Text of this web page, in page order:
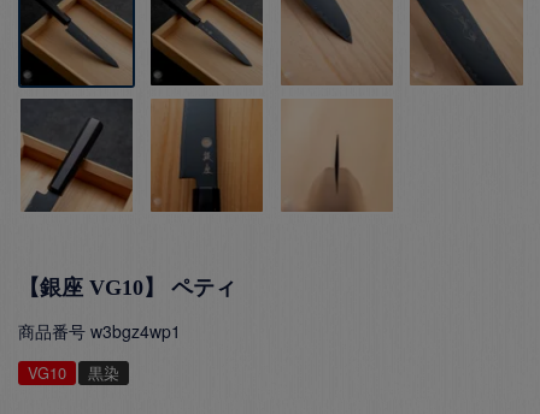
【銀座 VG10】 ペティ
商品番号 w3bgz4wp1
VG10 黒染